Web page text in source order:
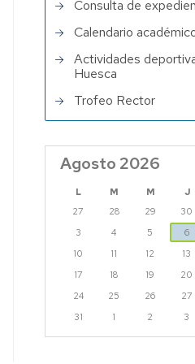
Consulta de
Calendario
Actividades
Huesca
Trofeo Rector
Agosto 2026
L M M J
27
28 29 30
3
4 5 6
10
11 12 13
17
18 19 20
24
25 26 27
31
1 2 3